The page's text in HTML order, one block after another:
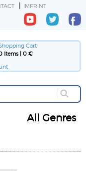
IMPRINT
Cart
Items | 0 €
All Genres